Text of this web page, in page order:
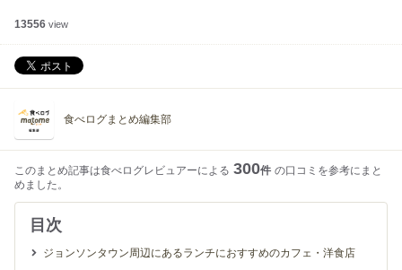
13556 view
食べログまとめ編集部
このまとめ記事は食べログレビュアーによる 300件 の口コミを参考にまと
めました。
目次
ジョンソンタウン周辺にあるランチにおすすめのカフェ・洋食店